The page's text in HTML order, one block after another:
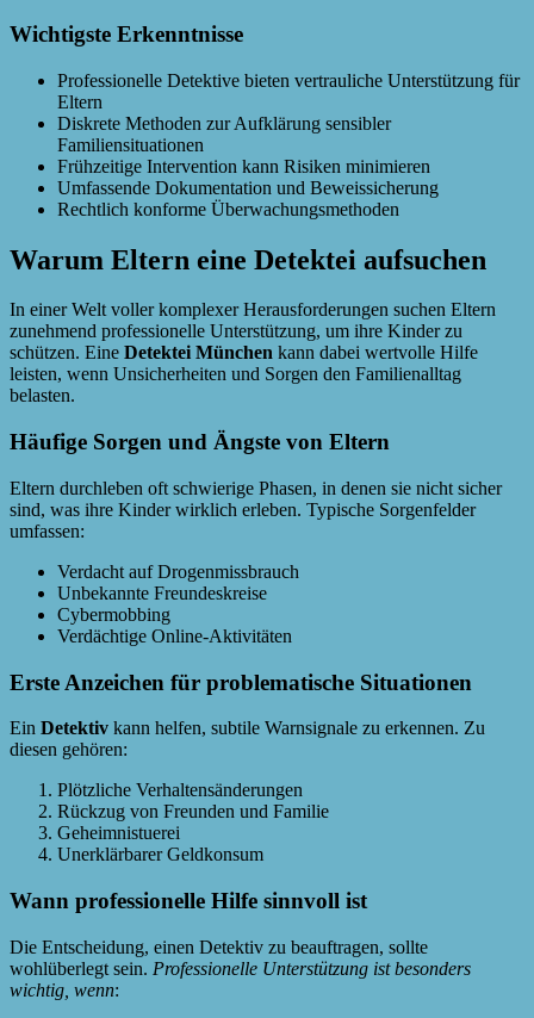
Wichtigste Erkenntnisse
Professionelle Detektive bieten vertrauliche Unterstützung für
Eltern
Diskrete Methoden zur Aufklärung sensibler
Familiensituationen
Frühzeitige Intervention kann Risiken minimieren
Umfassende Dokumentation und Beweissicherung
Rechtlich konforme Überwachungsmethoden
Warum Eltern eine Detektei aufsuchen
In einer Welt voller komplexer Herausforderungen suchen Eltern
zunehmend professionelle Unterstützung, um ihre Kinder zu
schützen. Eine Detektei München kann dabei wertvolle Hilfe
leisten, wenn Unsicherheiten und Sorgen den Familienalltag
belasten.
Häufige Sorgen und Ängste von Eltern
Eltern durchleben oft schwierige Phasen, in denen sie nicht sicher
sind, was ihre Kinder wirklich erleben. Typische Sorgenfelder
umfassen:
Verdacht auf Drogenmissbrauch
Unbekannte Freundeskreise
Cybermobbing
Verdächtige Online-Aktivitäten
Erste Anzeichen für problematische Situationen
Ein Detektiv kann helfen, subtile Warnsignale zu erkennen. Zu
diesen gehören:
Plötzliche Verhaltensänderungen
Rückzug von Freunden und Familie
Geheimnistuerei
Unerklärbarer Geldkonsum
Wann professionelle Hilfe sinnvoll ist
Die Entscheidung, einen Detektiv zu beauftragen, sollte
wohlüberlegt sein. Professionelle Unterstützung ist besonders
wichtig, wenn: